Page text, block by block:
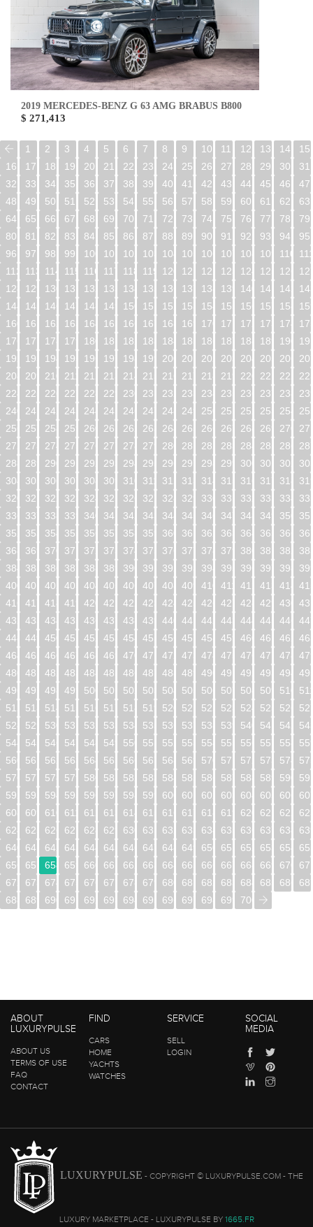
2019 MERCEDES-BENZ G 63 AMG BRABUS B800
$ 271,413
1 2 3 4 5 6 7 8 9 10 11 12 13 14
15
16
17 18 19 20 21 22 23 24 25 26 27 28 29 30
31
32
33 34 35 36 37 38 39 40 41 42 43 44 45 46
47
48
49 50 51 52 53 54 55 56 57 58 59 60 61 62
63
64
65 66 67 68 69 70 71 72 73 74 75 76 77 78
79
80
81 82 83 84 85 86 87 88 89 90 91 92 93 94
95
96
97 98 99 100 101 102 103 104 105 106 107 108 109 110
112
113 114 115 116 117 118 119 120 121 122 123 124 125 126
128
129 130 131 132 133 134 135 136 137 138 139 140 141 142
144
145 146 147 148 149 150 151 152 153 154 155 156 157 158
160
161 162 163 164 165 166 167 168 169 170 171 172 173 174
176
177 178 179 180 181 182 183 184 185 186 187 188 189 190
192
193 194 195 196 197 198 199 200 201 202 203 204 205 206
208
209 210 211 212 213 214 215 216 217 218 219 220 221 222
224
225 226 227 228 229 230 231 232 233 234 235 236 237 238
240
241 242 243 244 245 246 247 248 249 250 251 252 253 254
256
257 258 259 260 261 262 263 264 265 266 267 268 269 270
272
273 274 275 276 277 278 279 280 281 282 283 284 285 286
288
289 290 291 292 293 294 295 296 297 298 299 300 301 302
304
305 306 307 308 309 310 311 312 313 314 315 316 317 318
320
321 322 323 324 325 326 327 328 329 330 331 332 333 334
336
337 338 339 340 341 342 343 344 345 346 347 348 349 350
352
353 354 355 356 357 358 359 360 361 362 363 364 365 366
368
369 370 371 372 373 374 375 376 377 378 379 380 381 382
384
385 386 387 388 389 390 391 392 393 394 395 396 397 398
400
401 402 403 404 405 406 407 408 409 410 411 412 413 414
416
417 418 419 420 421 422 423 424 425 426 427 428 429 430
432
433 434 435 436 437 438 439 440 441 442 443 444 445 446
448
449 450 451 452 453 454 455 456 457 458 459 460 461 462
464
465 466 467 468 469 470 471 472 473 474 475 476 477 478
480
481 482 483 484 485 486 487 488 489 490 491 492 493 494
496
497 498 499 500 501 502 503 504 505 506 507 508 509 510
512
513 514 515 516 517 518 519 520 521 522 523 524 525 526
528
529 530 531 532 533 534 535 536 537 538 539 540 541 542
544
545 546 547 548 549 550 551 552 553 554 555 556 557 558
560
561 562 563 564 565 566 567 568 569 570 571 572 573 574
576
577 578 579 580 581 582 583 584 585 586 587 588 589 590
592
593 594 595 596 597 598 599 600 601 602 603 604 605 606
608
609 610 611 612 613 614 615 616 617 618 619 620 621 622
624
625 626 627 628 629 630 631 632 633 634 635 636 637 638
640
641 642 643 644 645 646 647 648 649 650 651 652 653 654
656
657 658 659 660 661 662 663 664 665 666 667 668 669 670
672
673 674 675 676 677 678 679 680 681 682 683 684 685 686
688
689 690 691 692 693 694 695 696 697 698 699 700
ABOUT
LUXURYPULSE
ABOUT US
TERMS OF USE
FAQ
CONTACT
FIND
CARS
HOME
YACHTS
WATCHES
SERVICE
SELL
LOGIN
SOCIAL
MEDIA
LUXURYPULSE - COPYRIGHT © LUXURYPULSE.COM - THE
LUXURY MARKETPLACE - LUXURYPULSE BY 1665.FR